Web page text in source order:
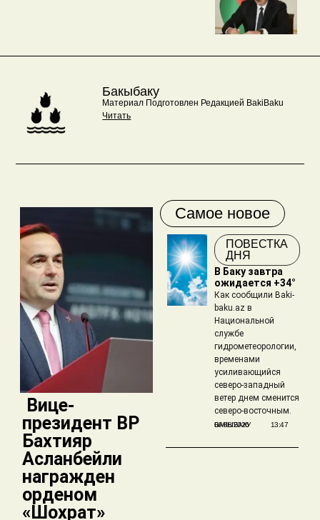
Бакыбаку
Материал Подготовлен Редакцией BakiBaku
Читать
​ Вице-
президент BP
Бахтияр
Асланбейли
награжден
орденом
«Шохрат»
Самое новое
ПОВЕСТКА
ДНЯ
В Баку завтра
ожидается +34°
Как сообщили Baki-
baku.az в
Национальной
службе
гидрометеорологии,
временами
усиливающийся
северо-западный
ветер днем сменится
северо-восточным.
БАКЫБАКУ
06/08/2026 13:47